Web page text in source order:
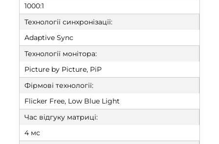
1000:1
Технології синхронізації:
Adaptive Sync
Технології монітора:
Picture by Picture, PiP
Фірмові технології:
Flicker Free, Low Blue Light
Час відгуку матриці:
4 мс